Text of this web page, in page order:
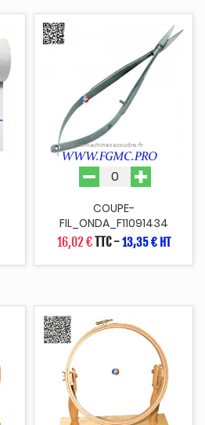
COUPE-
FIL_ONDA_F11091434
16,02 €TTC-13,35 € HT